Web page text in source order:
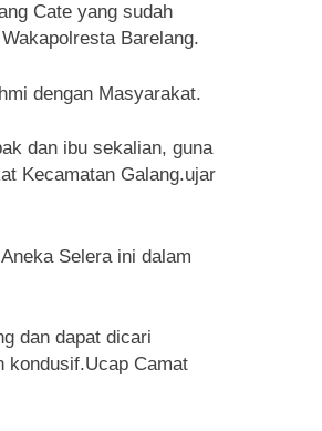
Cate yang sudah
Barelang.
dengan Masyarakat.
dan ibu sekalian, guna
Kecamatan Galang.ujar
Selera ini dalam
dan dapat dicari
kondusif.Ucap Camat